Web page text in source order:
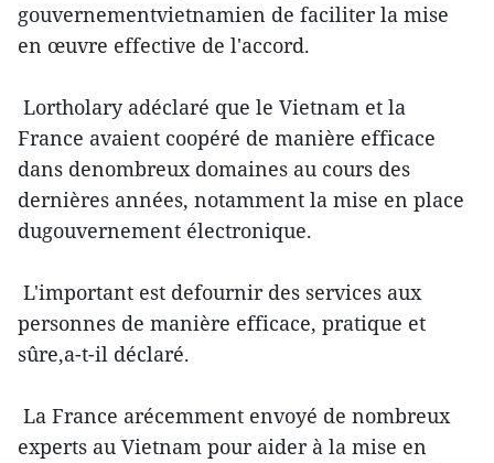
gouvernementvietnamien de faciliter la mise
en œuvre effective de l'accord.
Lortholary adéclaré que le Vietnam et la
France avaient coopéré de manière efficace
dans denombreux domaines au cours des
dernières années, notamment la mise en place
dugouvernement électronique.
L'important est defournir des services aux
personnes de manière efficace, pratique et
sûre,a-t-il déclaré.
La France arécemment envoyé de nombreux
experts au Vietnam pour aider à la mise en